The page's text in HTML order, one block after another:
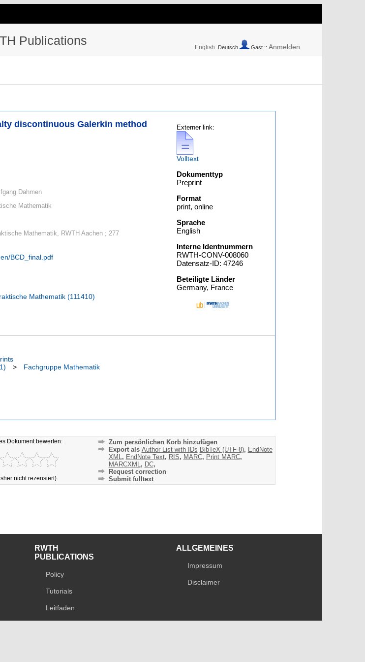
Publications English Deutsch Gast :: Anmelden
discontinuous Galerkin method
Dahmen
Mathematik
Mathematik, RWTH Aachen ; 277
BCD_final.pdf
Mathematik (111410)
Externer link:
Volltext
Dokumenttyp
Preprint
Format
print, online
Sprache
English
Interne Identnummern
RWTH-CONV-008060
Datensatz-ID: 47246
Beteiligte Länder
Germany, France
>
Fachgruppe Mathematik
Dokument bewerten:
nicht rezensiert)
Zum persönlichen Korb hinzufügen
Export als Author List with IDs BibTeX (UTF-8), EndNote
XML , EndNote Text, RIS, MARC, Print MARC,
MARCXML , DC,
Request correction
Submit fulltext
RWTH
PUBLICATIONS
Policy
Tutorials
Leitfaden
ALLGEMEINES
Impressum
Disclaimer